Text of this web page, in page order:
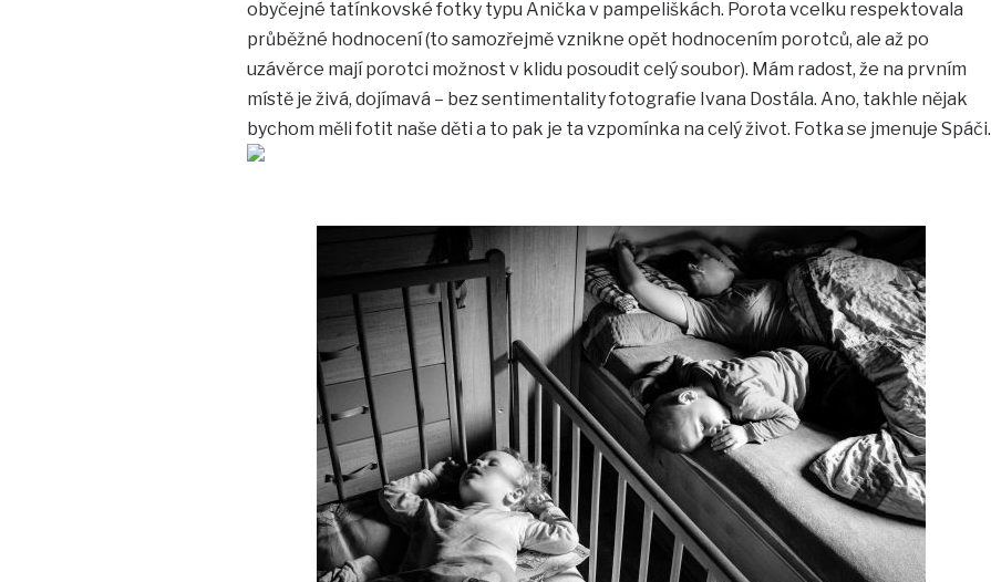
obyčejné tatínkovské fotky typu Anička v pampeliškách. Porota vcelku respektovala
průběžné hodnocení (to samozřejmě vznikne opět hodnocením porotců, ale až po
uzávěrce mají porotci možnost v klidu posoudit celý soubor). Mám radost, že na prvním
místě je živá, dojímavá – bez sentimentality fotografie Ivana Dostála. Ano, takhle nějak
bychom měli fotit naše děti a to pak je ta vzpomínka na celý život. Fotka se jmenuje Spáči.